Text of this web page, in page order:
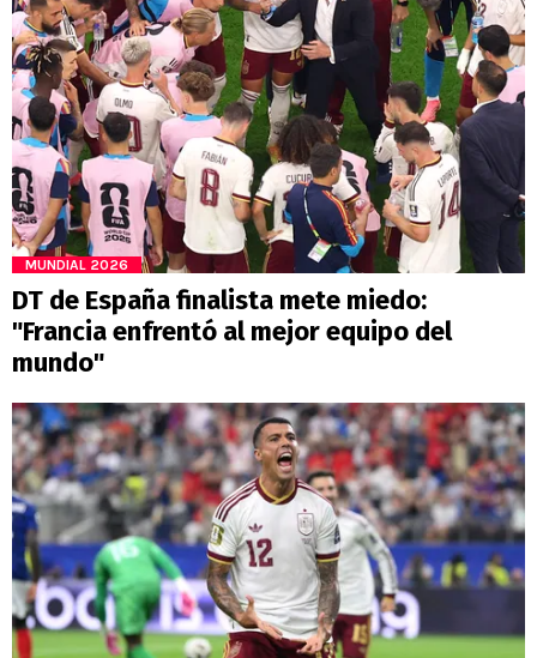
MUNDIAL 2026
DT de España finalista mete miedo:
"Francia enfrentó al mejor equipo del
mundo"